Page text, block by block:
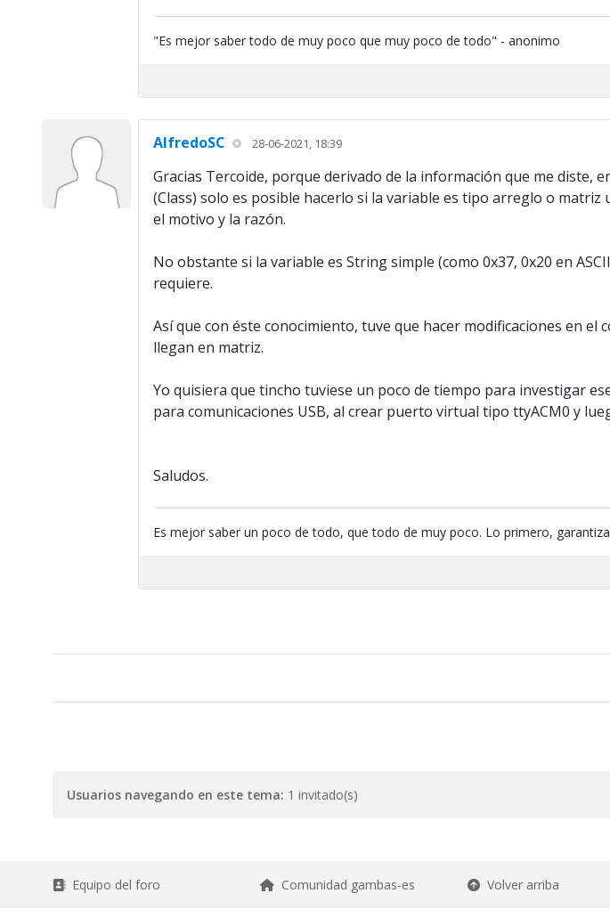
"Es mejor saber todo de muy poco que muy poco de todo" - anonimo
AlfredoSC 28-06-2021, 18:39
Gracias Tercoide, porque derivado de la información que me diste,
(Class) solo es posible hacerlo si la variable es tipo arreglo o
el motivo y la razón.
No obstante si la variable es String simple (como 0x37, 0x20 en
requiere.
Así que con éste conocimiento, tuve que hacer modificaciones en
llegan en matriz.
Yo quisiera que tincho tuviese un poco de tiempo para investigar
para comunicaciones USB, al crear puerto virtual tipo ttyACM0 y
Saludos.
Es mejor saber un poco de todo, que todo de muy poco. Lo primero,
Usuarios navegando en este tema: 1 invitado(s)
Equipo del foro Comunidad gambas-es Volver arriba